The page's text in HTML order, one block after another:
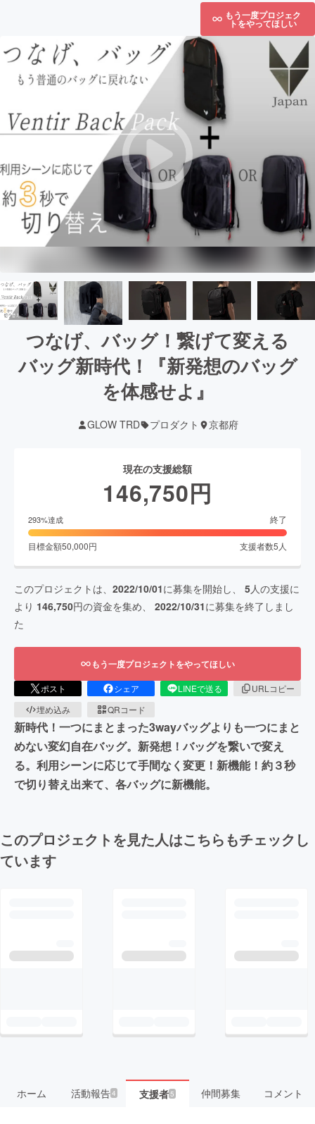
もう一度プロジェク
トをやってほしい
つなげ、バッグ！繋げて変える
バッグ新時代！『新発想のバッグ
を体感せよ』
GLOW TRD プロダクト 京都府
現在の支援総額
146,750円
293%達成 終了
目標金額50,000円 支援者数5 人
このプロジェクトは、 2022/10/01に募集を開始し、 5人の支援に
より 146,750円の資金を集め、 2022/10/31に募集を終了しまし
た
もう一度プロジェクトをやってほしい
ポスト シェア LINEで送る
URLコピー
埋め込み
QRコード
新時代！一つにまとまった3wayバッグよりも一つにまと
めない変幻自在バッグ。新発想！バッグを繋いで変え
る。利用シーンに応じて手間なく変更！新機能！約３秒
で切り替え出来て、各バッグに新機能。
このプロジェクトを見た人はこちらもチェックし
ています
ホーム 活動報告4 支援者5 仲間募集 コメント